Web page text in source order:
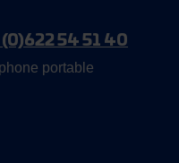
(0)622 54 51 40
portable